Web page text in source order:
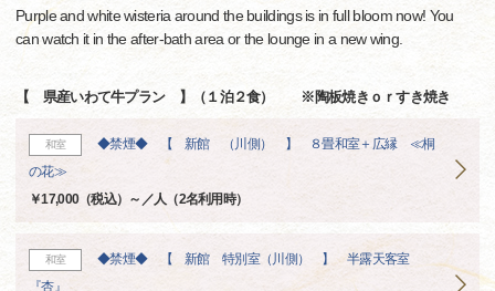
Purple and white wisteria around the buildings is in full bloom now! You
can watch it in the after-bath area or the lounge in a new wing.
【 県産いわて牛プラン 】（１泊２食） ※陶板焼きｏｒすき焼き
和室
◆禁煙◆ 【 新館 （川側） 】 ８畳和室＋広縁 ≪桐
の花≫
￥17,000（税込）～／人（2名利用時）
和室
◆禁煙◆ 【 新館 特別室（川側） 】 半露天客室
『杏』